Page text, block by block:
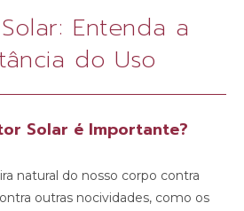
Entenda a
do Uso
Solar é Importante?
natural do nosso corpo contra
outras nocividades, como os